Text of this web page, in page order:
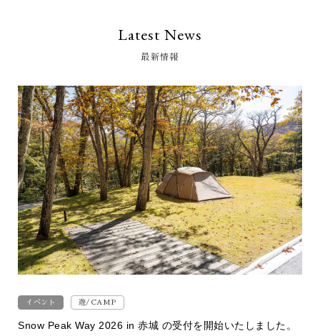
Latest News
最新情報
イベント 遊/CAMP
Snow Peak Way 2026 in 赤城 の受付を開始いたしました。